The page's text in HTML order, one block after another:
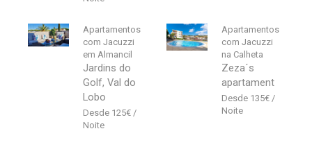
Apartamentos
com Jacuzzi
em Almancil
Jardins do
Golf, Val do
Lobo
125€
Apartamentos
com Jacuzzi
na Calheta
Zeza´s
apartament
135€